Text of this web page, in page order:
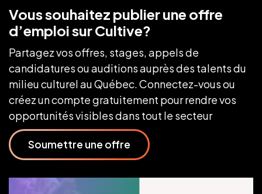
Vous souhaitez publier une offre
d’emploi sur Cultive?
Partagez vos offres, stages, appels de
candidatures ou auditions auprès des talents du
milieu culturel au Québec. Connectez-vous ou
créez un compte gratuitement pour rendre vos
opportunités visibles dans tout le secteur
Soumettre une offre